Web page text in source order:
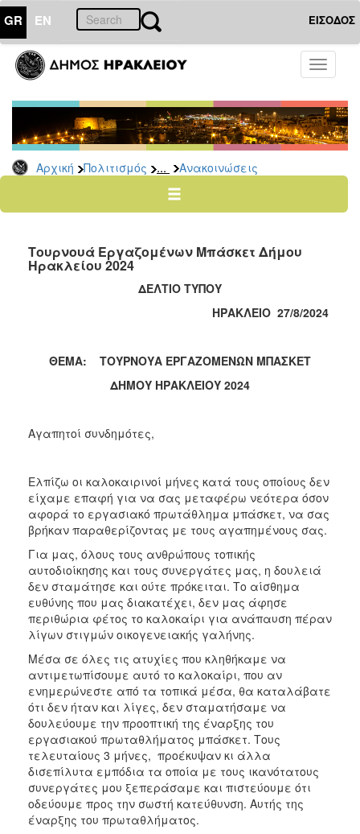
GR EN ΕΙΣΟΔΟΣ
Toggle
Αρχική Πολιτισμός ... Ανακοινώσεις
ΠΟΛΙΤΙΣΜΟΣ
Ποδήλατα
ΤΟΠΟΣ
ΔΗΜΟΣ
Τουρνουά Εργαζομένων Μπάσκετ Δήμου
Ηρακλείου 2024
ΔΕΛΤΙΟ ΤΥΠΟΥ
ΗΡΑΚΛΕΙΟ 27/8/2024
ΘΕΜΑ: ΤΟΥΡΝΟΥΑ ΕΡΓΑΖΟΜΕΝΩΝ ΜΠΑΣΚΕΤ
ΔΗΜΟΥ ΗΡΑΚΛΕΙΟΥ 2024
Αγαπητοί συνδημότες,
Ελπίζω οι καλοκαιρινοί μήνες κατά τους οποίους δεν
είχαμε επαφή για να σας μεταφέρω νεότερα όσον
αφορά το εργασιακό πρωτάθλημα μπάσκετ, να σας
βρήκαν παραθερίζοντας με τους αγαπημένους σας.
Για μας, όλους τους ανθρώπους τοπικής
αυτοδιοίκησης και τους συνεργάτες μας, η δουλειά
δεν σταμάτησε και ούτε πρόκειται. Το αίσθημα
ευθύνης που μας διακατέχει, δεν μας άφησε
περιθώρια φέτος το καλοκαίρι για ανάπαυση πέραν
λίγων στιγμών οικογενειακής γαλήνης.
Μέσα σε όλες τις ατυχίες που κληθήκαμε να
αντιμετωπίσουμε αυτό το καλοκαίρι, που αν
ενημερώνεστε από τα τοπικά μέσα, θα καταλάβατε
ότι δεν ήταν και λίγες, δεν σταματήσαμε να
δουλεύουμε την προοπτική της έναρξης του
εργασιακού πρωταθλήματος μπάσκετ. Τους
τελευταίους 3 μήνες, προέκυψαν κι άλλα
δισεπίλυτα εμπόδια τα οποία με τους ικανότατους
συνεργάτες μου ξεπεράσαμε και πιστεύουμε ότι
οδεύουμε προς την σωστή κατεύθυνση. Αυτής της
έναρξης του πρωταθλήματος.